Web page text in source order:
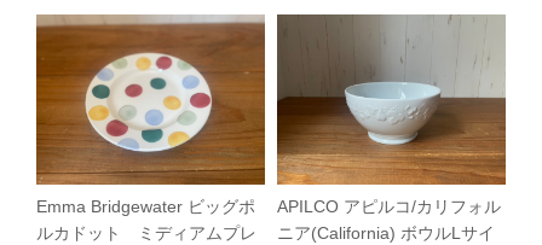
Emma Bridgewater ビッグポ
ルカドット ミディアムプレ
APILCO アピルコ/カリフォル
ニア(California) ボウルLサイ